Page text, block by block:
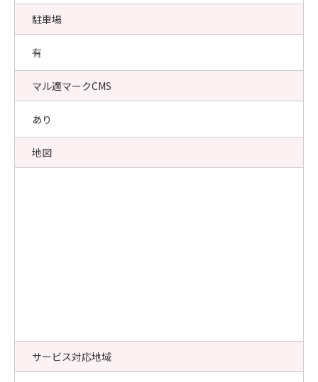
駐車場
有
マル適マークCMS
あり
地図
サービス対応地域